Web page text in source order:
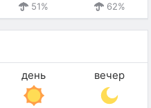
51%
62%
день вечер